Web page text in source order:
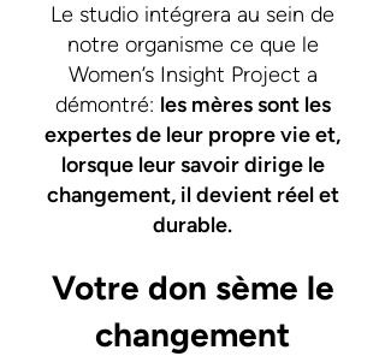
​Le studio intégrera au sein de
notre organisme ce que le
Women’s Insight Project a
démontré: les mères sont les
expertes de leur propre vie et,
lorsque leur savoir dirige le
changement, il devient réel et
durable.
Votre don sème le
changement